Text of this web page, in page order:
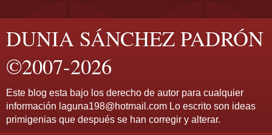
DUNIA SÁNCHEZ PADRÓN
©2007-2026
Este blog esta bajo los derecho de autor para cualquier
información laguna198@hotmail.com Lo escrito son ideas
primigenias que después se han corregir y alterar.